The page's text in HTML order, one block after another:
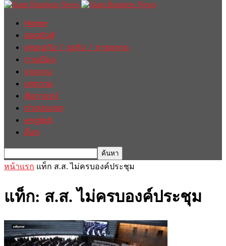
Home
ฮอตนิวส์
เศรษฐกิจ / ธุรกิจ / การตลาด
การเมือง
รายงาน
บทความ
สัมภาษณ์
ต่างประเทศ
english
อื่นๆ
หน้าแรก แท็ก ส.ส. ไม่ครบองค์ประชุม
แท็ก: ส.ส. ไม่ครบองค์ประชุม